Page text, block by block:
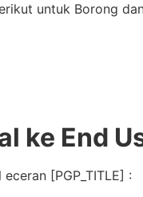
untuk Borong
ke End
[PGP_TITLE] :